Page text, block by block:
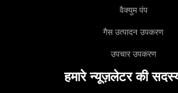
वैक्युम पंप
गैस उत्पादन उपकरण
उपचार उपकरण
हमारे न्यूज़लेटर की